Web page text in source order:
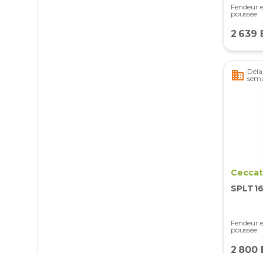
Fendeur
poussée
2 639
business
Fendeur
poussée
2 800